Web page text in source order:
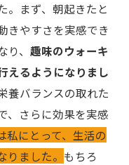
。まず、朝起きたと
きやすさを実感でき
、 趣味のウォーキ
えるようになりまし
養バランスの取れた
、さらに効果を実感
私にとって、生活の
ました。 もちろ